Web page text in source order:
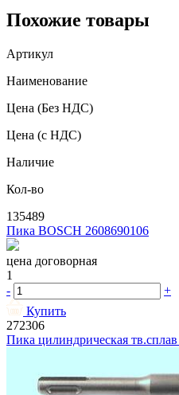
Похожие товары
Артикул
Наименование
Цена (Без НДС)
Цена (с НДС)
Наличие
Кол-во
135489
Пика BOSCH 2608690106
цена договорная
1
-
+
Купить
272306
Пика цилиндрическая